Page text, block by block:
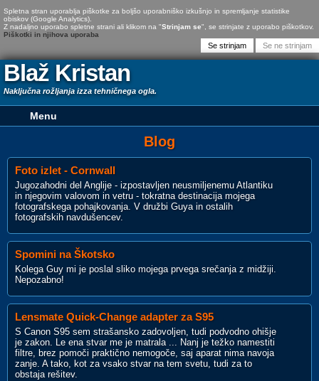
Spletna stran uporablja piškotke za boljšo uporabniško izkušnjo in spremljanje statistike
obiskov (Google Analytics).
Z nadaljno uporabo spletne strani ali klikom na "Strinjam se", se strinjate z uporabo piškotkov.
Piškotki in njihova uporaba
Blaž Kristan
Naključna rožljanja izza tehničnega ogla.
Blog
Foto izlet - Cornwall
Jugozahodni del Anglije - izpostavljen neusmiljenemu Atlantiku
in njegovim valovom in vetru - tokratna destinacija mojega
fotografskega pohajkovanja. V družbi Guya in ostalih
fotografskih navdušencev.
Spomini na Škotsko
Kolega Guy mi je poslal sliko mojega prvega srečanja z midžiji.
Nepozabno!
Lensmate Quick-Change adapter za S95
S Canon S95 sem strašansko zadovoljen, tudi podvodno ohišje
je zakon. Le ena stvar me je matrala ... Nanj je težko namestiti
filtre, brez pomoči praktično nemogoče, saj aparat nima navoja
zanje. A tako, kot za vsako stvar na tem svetu, tudi za to
obstaja rešitev.